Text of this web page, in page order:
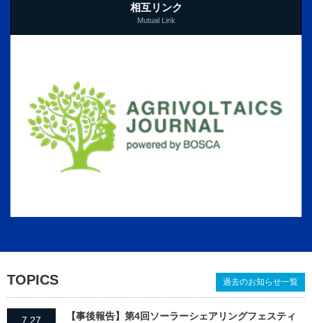
相互リンク
Mutual Link
TOPICS
7.27 【事後報告】第4回ソーラーシェアリングフェスティ
過去のお知らせ一覧